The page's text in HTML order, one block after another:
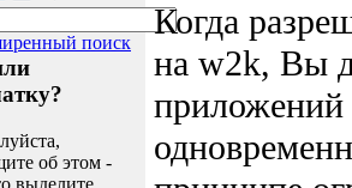
поиск
об этом -
выделите
Когда
на w2k, Вы
приложений